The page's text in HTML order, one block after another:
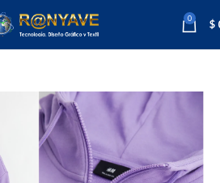
0 $